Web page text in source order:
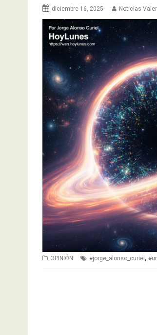
diciembre 16, 2025 Noticias
OPINIÓN #jorge_alonso_curiel ,